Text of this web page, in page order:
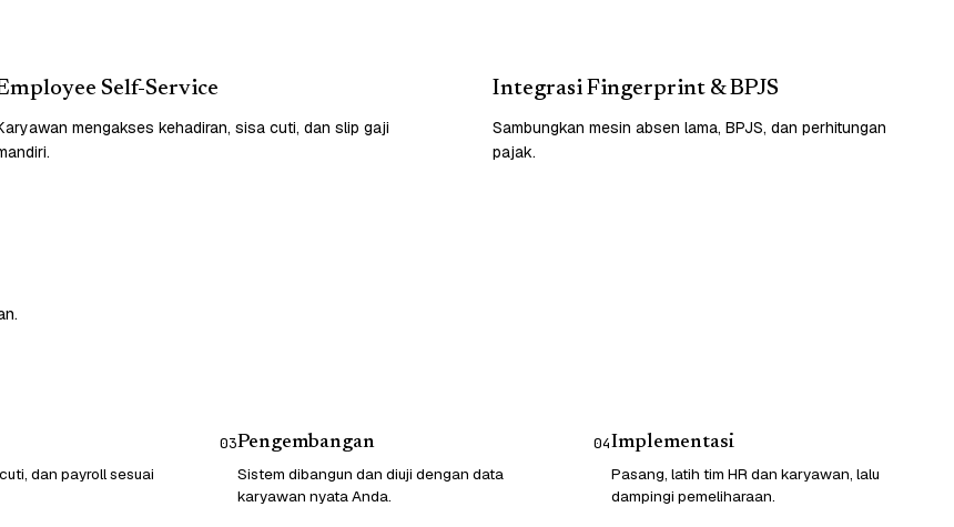
Self-Service
mengakses kehadiran, sisa cuti, dan slip gaji
Integrasi Fingerprint & BPJS
Sambungkan mesin absen lama, BPJS, dan perhitungan
pajak.
dan payroll sesuai
03Pengembangan
Sistem dibangun dan diuji dengan data
karyawan nyata Anda.
04Implementasi
Pasang, latih tim HR dan karyawan, lalu
dampingi pemeliharaan.